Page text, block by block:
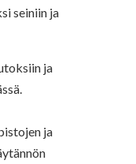
seiniin ja
ja
ja